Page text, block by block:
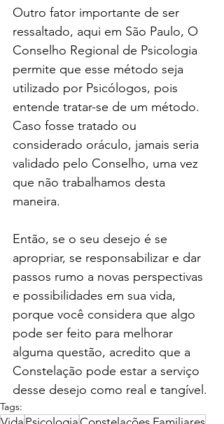
Outro fator importante de ser
ressaltado, aqui em São Paulo, O
Conselho Regional de Psicologia
permite que esse método seja
utilizado por Psicólogos, pois
entende tratar-se de um método.
Caso fosse tratado ou
considerado oráculo, jamais seria
validado pelo Conselho, uma vez
que não trabalhamos desta
maneira.
Então, se o seu desejo é se
apropriar, se responsabilizar e dar
passos rumo a novas perspectivas
e possibilidades em sua vida,
porque você considera que algo
pode ser feito para melhorar
alguma questão, acredito que a
Constelação pode estar a serviço
desse desejo como real e tangível.
Tags: